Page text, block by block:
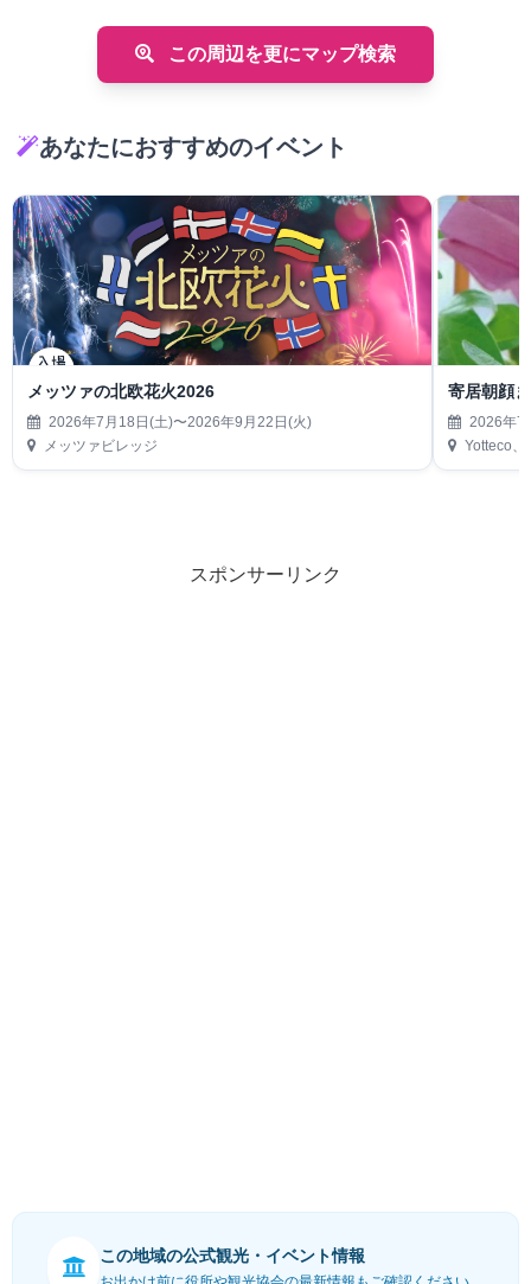
この周辺を更にマップ検索
あなたにおすすめのイベント
メッツァの北欧花火2026
2026年7月18日(土)〜2026年9月22日(火)
メッツァビレッジ
寄居朝顔
2026年7
Yotteco、
スポンサーリンク
この地域の公式観光・イベント情報